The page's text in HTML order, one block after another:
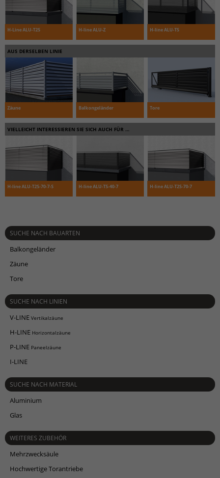
SUCHE NACH BAUARTEN
Balkongeländer
Zäune
Tore
SUCHE NACH LINIEN
V-LINE Vertikalzäune
H-LINE Horizontalzäune
P-LINE Paneelzäune
I-LINE
SUCHE NACH MATERIAL
Aluminium
Glas
WEITERES ZUBEHÖR
Mehrzwecksäule
Hochwertige Torantriebe
H-Line ALU-T2S H-line ALU-Z H-line ALU-TS
AUS DERSELBEN LINIE
Zäune Balkongeländer Tore
VIELLEICHT INTERESSIEREN SIE SICH AUCH FÜR …
H-line ALU-T2S-70-7-S H-line ALU-TS-40-7 H-line ALU-T2S-70-7